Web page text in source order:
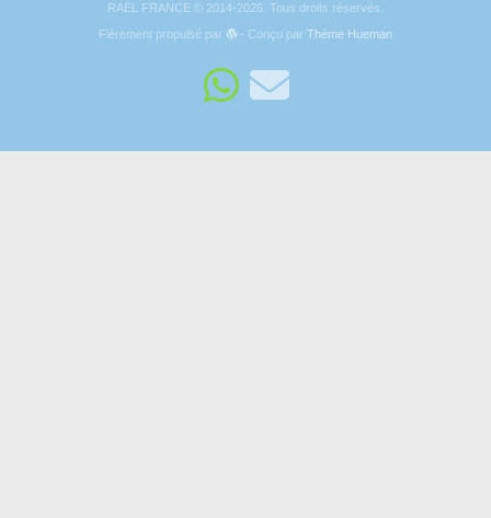
RAËL FRANCE © 2014-2026. Tous droits réservés.
Fièrement propulsé par
- Conçu parThème Hueman